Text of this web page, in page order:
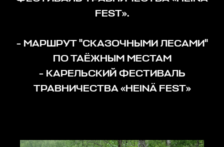
FEST».
- МАРШРУТ "СКАЗОЧНЫМИ ЛЕСАМИ"
ПО ТАЁЖНЫМ МЕСТАМ
- КАРЕЛЬСКИЙ ФЕСТИВАЛЬ
ТРАВНИЧЕСТВА «HEINÄ FEST»